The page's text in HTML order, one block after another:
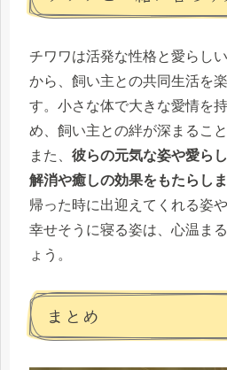
チワワは活発な性格と愛らし
から、飼い主との共同生活を
す。小さな体で大きな愛情を
め、飼い主との絆が深まるこ
また、 彼らの元気な姿や愛ら
解消や癒しの効果をもたらし
帰った時に出迎えてくれる姿
幸せそうに寝る姿は、心温ま
ょう。
まとめ